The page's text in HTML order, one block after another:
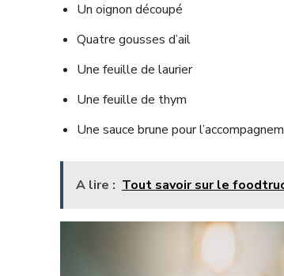
Un oignon découpé
Quatre gousses d’ail
Une feuille de laurier
Une feuille de thym
Une sauce brune pour
A lire : Tout savoir sur le